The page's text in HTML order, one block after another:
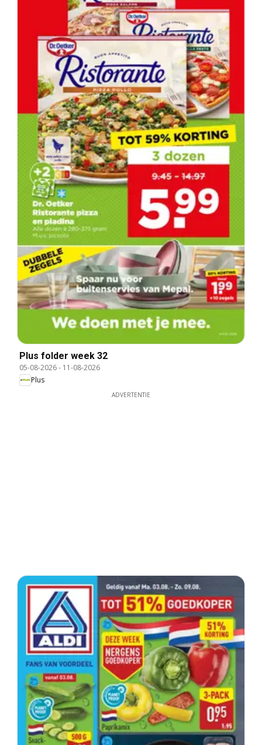
Plus folder week 32
05-08-2026- 11-08-2026
Plus
ADVERTENTIE